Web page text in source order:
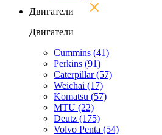
Двигатели
Двигатели
Cummins (41)
Perkins (91)
Caterpillar(57)
Weichai (17)
Komatsu (57)
MTU (22)
Deutz (175)
Volvo Penta (54)